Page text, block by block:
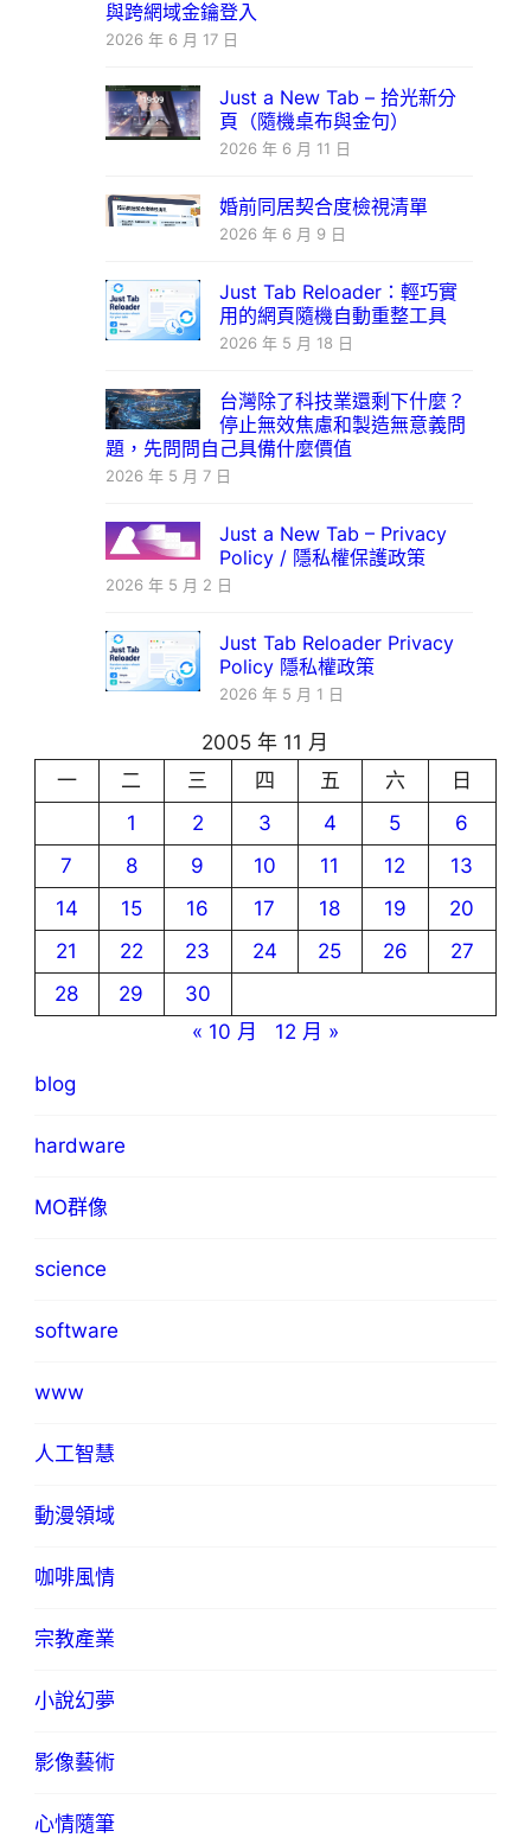
與跨網域金鑰登入
2026 年 6 月 17 日
Just a New Tab – 拾光新分
頁（隨機桌布與金句）
2026 年 6 月 11 日
婚前同居契合度檢視清單
2026 年 6 月 9 日
Just Tab Reloader：輕巧實
用的網頁隨機自動重整工具
2026 年 5 月 18 日
台灣除了科技業還剩下什麼？
停止無效焦慮和製造無意義問
題，先問問自己具備什麼價值
2026 年 5 月 7 日
Just a New Tab – Privacy
Policy / 隱私權保護政策
2026 年 5 月 2 日
Just Tab Reloader Privacy
Policy 隱私權政策
2026 年 5 月 1 日
2005 年 11 月
一
二 三 四 五 六
日
1
2 3 4 5
6
7
8 9 10 11 12
13
14
15 16 17 18 19
20
21
22 23 24 25 26
27
28
29
30
« 10 月
12 月 »
blog
hardware
MO群像
science
software
www
人工智慧
動漫領域
咖啡風情
宗教產業
小說幻夢
影像藝術
心情隨筆